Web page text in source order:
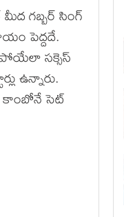
మీద గబ్బర్ సింగ్
పెద్దదే.
సక్సెస్
ఉన్నారు.
కాంబోనే సెట్